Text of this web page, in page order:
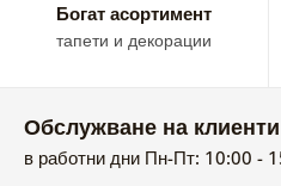
Богат асортимент
тапети и декорации
Обслужване на клиенти
в работни дни Пн-Пт: 10:00 -